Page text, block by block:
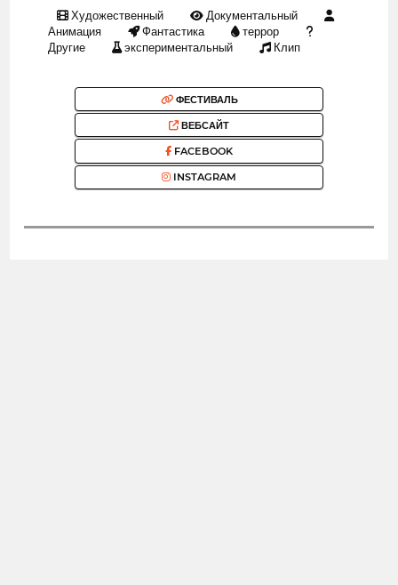
Художественный
Документальный
Анимация
Фантастика
террор
Другие
экспериментальный Клип
ФЕСТИВАЛЬ
ВЕБСАЙТ
FACEBOOK
INSTAGRAM